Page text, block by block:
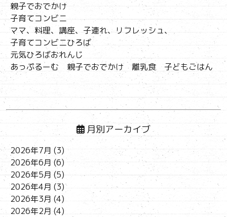
親子でおでかけ
子育てコンビニ
ママ、料理、講座、子連れ、リフレッシュ、
子育てコンビニひろば
元気ひろばおれんじ
あっぷるーむ 親子でおでかけ 離乳食 子どもごはん
月別アーカイブ
2026年7月 (3)
2026年6月 (6)
2026年5月 (5)
2026年4月 (3)
2026年3月 (4)
2026年2月 (4)